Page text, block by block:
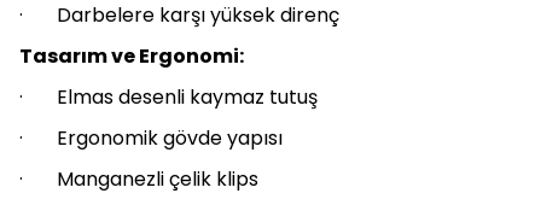
· Darbelere karşı yüksek direnç
Tasarım ve Ergonomi:
· Elmas desenli kaymaz tutuş
· Ergonomik gövde yapısı
· Manganezli çelik klips